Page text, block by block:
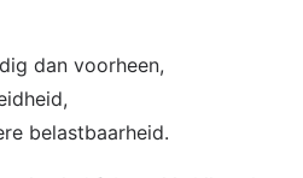
dan voorheen,
belastbaarheid.